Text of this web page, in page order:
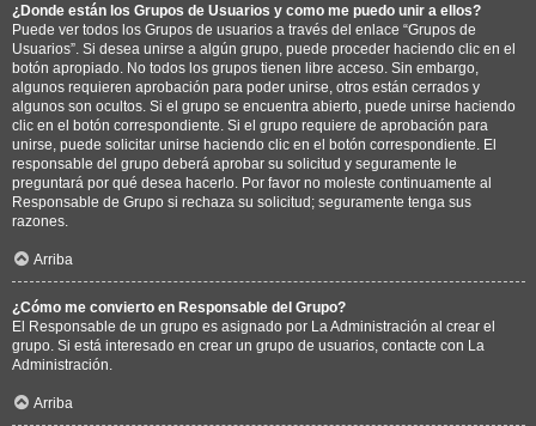
¿Donde están los Grupos de Usuarios y como me puedo unir a ellos?
Puede ver todos los Grupos de usuarios a través del enlace “Grupos de
Usuarios”. Si desea unirse a algún grupo, puede proceder haciendo clic en el
botón apropiado. No todos los grupos tienen libre acceso. Sin embargo,
algunos requieren aprobación para poder unirse, otros están cerrados y
algunos son ocultos. Si el grupo se encuentra abierto, puede unirse haciendo
clic en el botón correspondiente. Si el grupo requiere de aprobación para
unirse, puede solicitar unirse haciendo clic en el botón correspondiente. El
responsable del grupo deberá aprobar su solicitud y seguramente le
preguntará por qué desea hacerlo. Por favor no moleste continuamente al
Responsable de Grupo si rechaza su solicitud; seguramente tenga sus
razones.
Arriba
¿Cómo me convierto en Responsable del Grupo?
El Responsable de un grupo es asignado por La Administración al crear el
grupo. Si está interesado en crear un grupo de usuarios, contacte con La
Administración.
Arriba